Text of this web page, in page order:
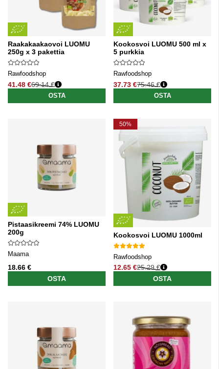
Raakakaakaovoi LUOMU
250g x 3 pakettia
Rawfoodshop
41.48 €
Normaali hinta
69.14 €
OSTA
Kookosvoi LUOMU 500 ml x
5 purkkia
Rawfoodshop
37.73 €
Normaali hinta
75.46 €
OSTA
Pistaasikreemi 74% LUOMU
200g
Maama
18.66 €
OSTA
50%
Kookosvoi LUOMU 1000ml
Rawfoodshop
12.65 €
Normaali hinta
25.29 €
OSTA